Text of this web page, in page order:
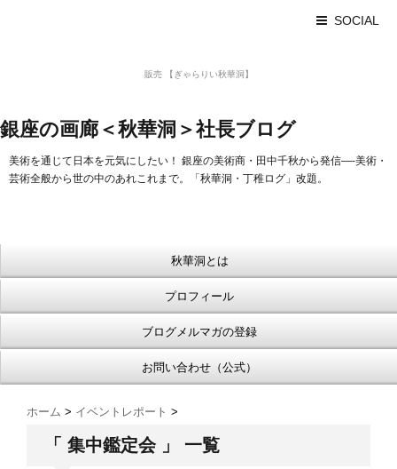
SOCIAL
販売 【ぎゃらりい秋華洞】
銀座の画廊＜秋華洞＞社長ブログ
美術を通じて日本を元気にしたい！ 銀座の美術商・田中千秋から発信—-美術・
芸術全般から世の中のあれこれまで。「秋華洞・丁稚ログ」改題。
秋華洞とは
プロフィール
ブログメルマガの登録
お問い合わせ（公式）
ホーム > イベントレポート >
「 集中鑑定会 」 一覧